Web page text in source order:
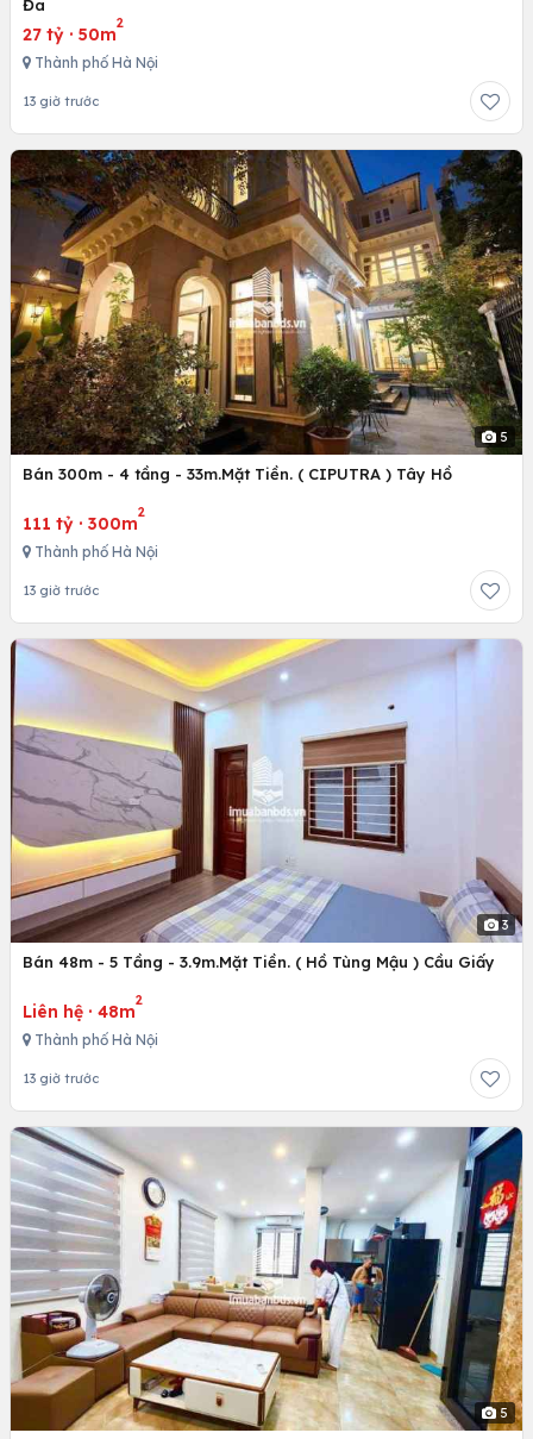
Đa
27 tỷ · 50m
2
Thành phố Hà Nội
13 giờ trước
5
Bán 300m - 4 tầng - 33m.Mặt Tiền. ( CIPUTRA ) Tây Hồ
111 tỷ · 300m
2
Thành phố Hà Nội
13 giờ trước
3
Bán 48m - 5 Tầng - 3.9m.Mặt Tiền. ( Hồ Tùng Mậu ) Cầu Giấy
Liên hệ · 48m
2
Thành phố Hà Nội
13 giờ trước
5